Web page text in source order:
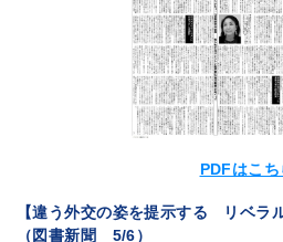
PDFはこち
【違う外交の姿を提示する リベラ
（図書新聞 5/6）